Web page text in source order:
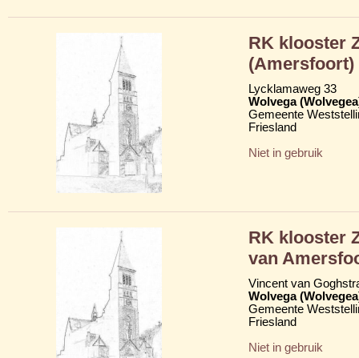
RK klooster
(Amersfoort)
Lycklamaweg 33
Wolvega
Gemeente
Friesland
Niet in gebruik
RK klooster
van
Vincent van
Wolvega
Gemeente
Friesland
Niet in gebruik